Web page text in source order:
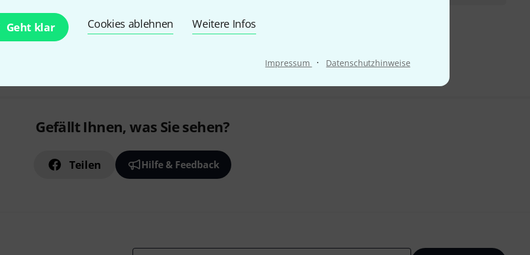
Geht klar Cookies ablehnen Weitere Infos
Impressum · Datenschutzhinweise
Kostenloser Versand ab 29 €
Gefällt Ihnen, was Sie sehen?
Teilen Hilfe & Feedback